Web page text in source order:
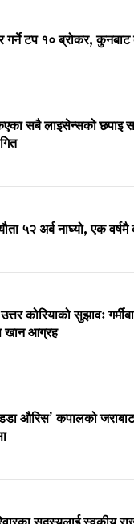
गर्ने टप १० ब्रोकर,
सबै लाइसेन्सको छपाइ
५२ अर्ब नाघ्यो, एक
कोरियाको सुझावः
खान आग्रह
औरिस’ कपालको जराबाट